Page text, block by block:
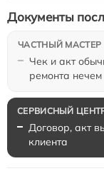
Чек и акт
ремонта нечем
Документы
Договор, акт
клиента